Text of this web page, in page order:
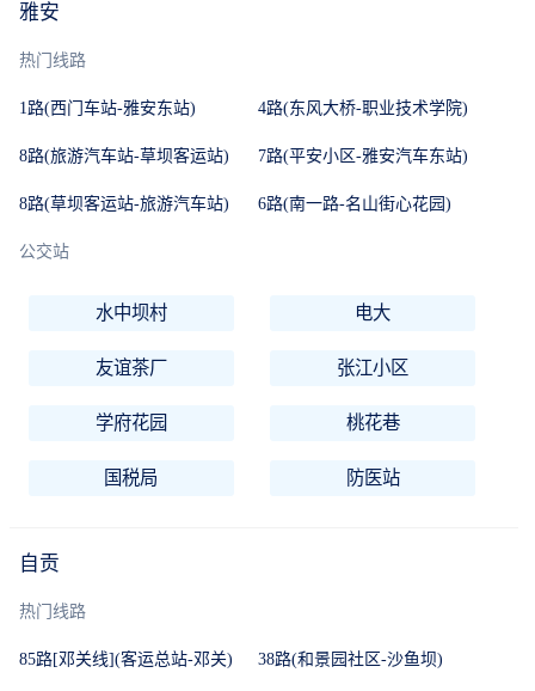
雅安
热门线路
1路(西门车站-雅安东站) 4路(东风大桥-职业技术学院)
8路(旅游汽车站-草坝客运站) 7路(平安小区-雅安汽车东站)
8路(草坝客运站-旅游汽车站) 6路(南一路-名山街心花园)
公交站
水中坝村 电大
友谊茶厂 张江小区
学府花园 桃花巷
国税局 防医站
自贡
热门线路
85路[邓关线](客运总站-邓关) 38路(和景园社区-沙鱼坝)